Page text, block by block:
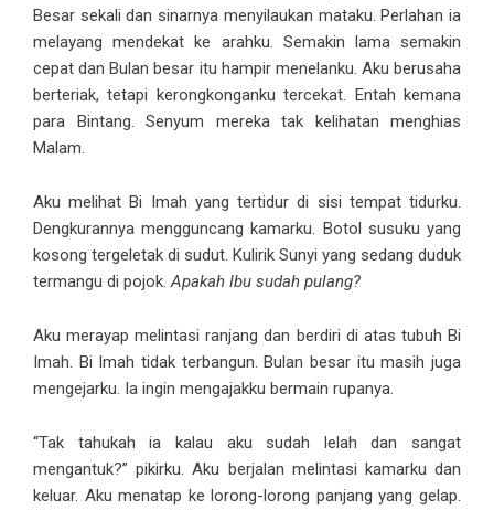
Besar sekali dan sinarnya menyilaukan mataku. Perlahan ia
melayang mendekat ke arahku. Semakin lama semakin
cepat dan Bulan besar itu hampir menelanku. Aku berusaha
berteriak, tetapi kerongkonganku tercekat. Entah kemana
para Bintang. Senyum mereka tak kelihatan menghias
Malam.
Aku melihat Bi Imah yang tertidur di sisi tempat tidurku.
Dengkurannya mengguncang kamarku. Botol susuku yang
kosong tergeletak di sudut. Kulirik Sunyi yang sedang duduk
termangu di pojok.Apakah Ibu sudah pulang?
Aku merayap melintasi ranjang dan berdiri di atas tubuh Bi
Imah. Bi Imah tidak terbangun. Bulan besar itu masih juga
mengejarku. Ia ingin mengajakku bermain rupanya.
“Tak tahukah ia kalau aku sudah lelah dan sangat
mengantuk?” pikirku. Aku berjalan melintasi kamarku dan
keluar. Aku menatap ke lorong-lorong panjang yang gelap.